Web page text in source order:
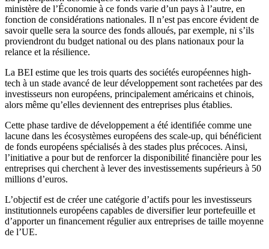
ministère de l’Économie à ce fonds varie d’un pays à l’autre, en
fonction de considérations nationales. Il n’est pas encore évident de
savoir quelle sera la source des fonds alloués, par exemple, ni s’ils
proviendront du budget national ou des plans nationaux pour la
relance et la résilience.
La BEI estime que les trois quarts des sociétés européennes high-
tech à un stade avancé de leur développement sont rachetées par des
investisseurs non européens, principalement américains et chinois,
alors même qu’elles deviennent des entreprises plus établies.
Cette phase tardive de développement a été identifiée comme une
lacune dans les écosystèmes européens des scale-up, qui bénéficient
de fonds européens spécialisés à des stades plus précoces. Ainsi,
l’initiative a pour but de renforcer la disponibilité financière pour les
entreprises qui cherchent à lever des investissements supérieurs à 50
millions d’euros.
L’objectif est de créer une catégorie d’actifs pour les investisseurs
institutionnels européens capables de diversifier leur portefeuille et
d’apporter un financement régulier aux entreprises de taille moyenne
de l’UE.